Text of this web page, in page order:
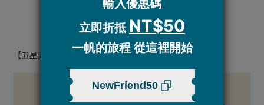
【五星滿滿，感謝支持💖】